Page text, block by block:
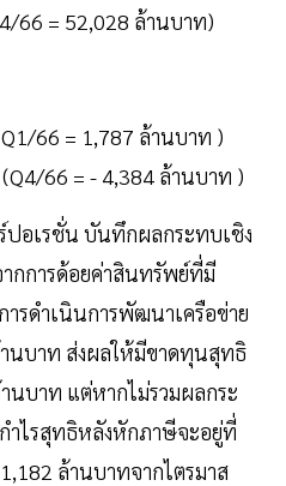
66 = 52,028 ล้านบาท)
66 = 1,787 ล้านบาท )
66 = - 4,384 ล้านบาท )
ปอเรชั่น บันทึกผลกระทบเชิง
ากการด้อยค่าสินทรัพย์ที่มี
รดำเนินการพัฒนาเครือข่าย
นบาท ส่งผลให้มีขาดทุนสุทธิ
บาท แต่หากไม่รวมผลกระ
ำไรสุทธิหลังหักภาษีจะอยู่ที่
ล้านบาทจากไตรมาส